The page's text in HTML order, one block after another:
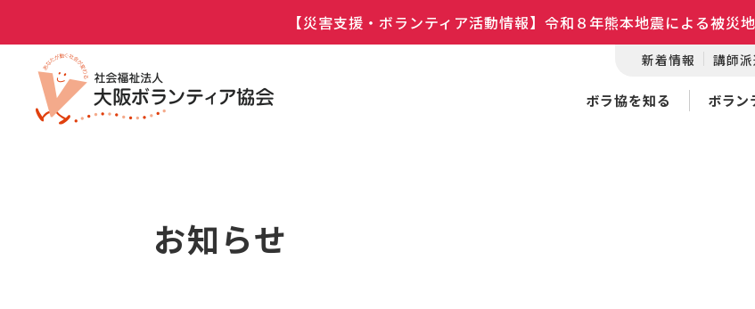
【災害支援・ボランティア活動情報】令和８年熊本地震による被災
新着情報 講師
ボラ協を知る ボラン
お知らせ